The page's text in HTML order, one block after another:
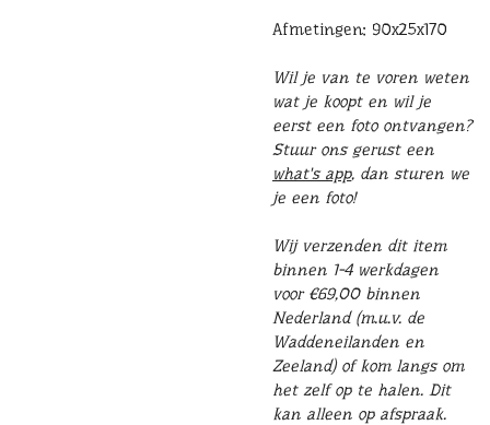
Afmetingen: 90x25x170
Wil je van te voren weten
wat je koopt en wil je
eerst een foto ontvangen?
Stuur ons gerust een
what's app, dan sturen we
je een foto!
Wij verzenden dit item
binnen 1-4 werkdagen
voor €69,00 binnen
Nederland (m.u.v. de
Waddeneilanden en
Zeeland) of kom langs om
het zelf op te halen. Dit
kan alleen op afspraak.